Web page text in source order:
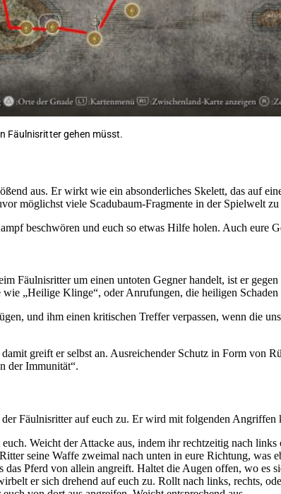
Fäulnisritter gehen müsst.
aus. Er wirkt wie ein absonderliches Skelett, das auf
möglichst viele Scadubaum-Fragmente in der Spielwelt zu
beschwören und euch so etwas Hilfe holen. Auch eure
Fäulnisritter um einen untoten Gegner handelt, ist er
„Heilige Klinge“, oder Anrufungen, die heiligen Schaden
und ihm einen kritischen Treffer verpassen, wenn die
greift er selbst an. Ausreichender Schutz in Form von
der Immunität“.
Fäulnisritter auf euch zu. Er wird mit folgenden Angriffen
Weicht der Attacke aus, indem ihr rechtzeitig nach links
seine Waffe zweimal nach unten in eure Richtung,
das Pferd von allein angreift. Haltet die Augen offen, wo es
er sich drehend auf euch zu. Rollt nach links, rechts,